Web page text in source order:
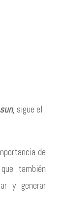
, sigue el
de
también
y generar